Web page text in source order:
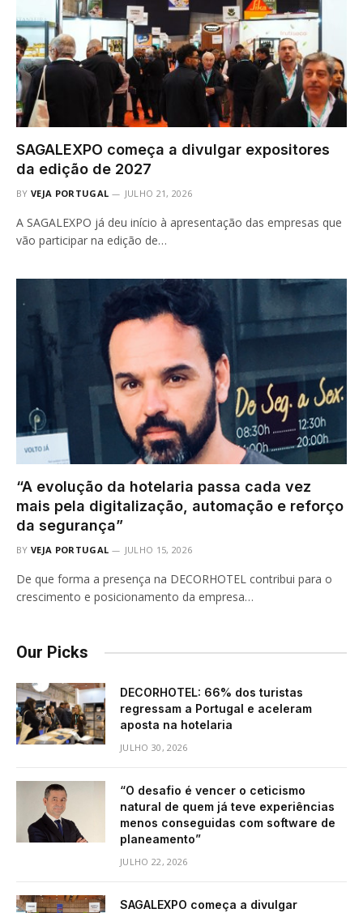
SAGALEXPO começa a divulgar expositores
da edição de 2027
BY VEJA PORTUGAL JULHO 21, 2026
A SAGALEXPO já deu início à apresentação das empresas que
vão participar na edição de…
“A evolução da hotelaria passa cada vez
mais pela digitalização, automação e reforço
da segurança”
BY VEJA PORTUGAL JULHO 15, 2026
De que forma a presença na DECORHOTEL contribui para o
crescimento e posicionamento da empresa…
Our Picks
DECORHOTEL: 66% dos turistas
regressam a Portugal e aceleram
aposta na hotelaria
JULHO 30, 2026
“O desafio é vencer o ceticismo
natural de quem já teve experiências
menos conseguidas com software de
planeamento”
JULHO 22, 2026
SAGALEXPO começa a divulgar